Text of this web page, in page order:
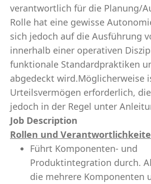
verantwortlich für die Planung/
Rolle hat eine gewisse
sich jedoch auf die Ausführung
innerhalb einer operativen
funktionale Standardpraktiken
abgedeckt wird.Möglicherweise
Urteilsvermögen erforderlich,
jedoch in der Regel unter
Job Description
Rollen und
Führt Komponenten- und
Produktintegration durch.
die mehrere Komponenten